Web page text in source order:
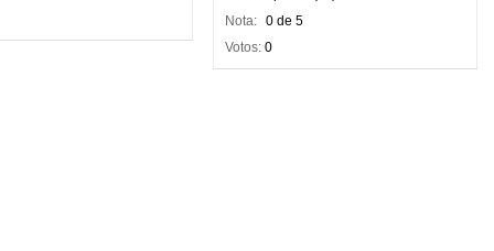
Nota: 0 de 5
Votos: 0